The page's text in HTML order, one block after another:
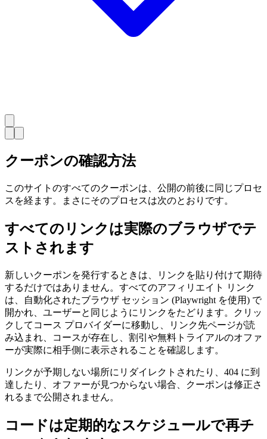
クーポンの確認方法
このサイトのすべてのクーポンは、公開の前後に同じプロセ
スを経ます。まさにそのプロセスは次のとおりです。
すべてのリンクは実際のブラウザでテ
ストされます
新しいクーポンを発行するときは、リンクを貼り付けて期待
するだけではありません。すべてのアフィリエイト リンク
は、自動化されたブラウザ セッション (Playwright を使用) で
開かれ、ユーザーと同じようにリンクをたどります。クリッ
クしてコース プロバイダーに移動し、リンク先ページが読
み込まれ、コースが存在し、割引や無料トライアルのオファ
ーが実際に相手側に表示されることを確認します。
リンクが予期しない場所にリダイレクトされたり、404 に到
達したり、オファーが見つからない場合、クーポンは修正さ
れるまで公開されません。
コードは定期的なスケジュールで再チ